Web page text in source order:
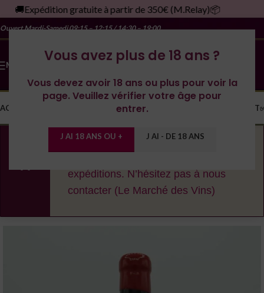
Vous avez plus de 18 ans ?
Vous devez avoir 18 ans ou plus pour voir la
page. Veuillez vérifier votre âge pour
entrer.
J AI 18 ANS OU + J AI - DE 18 ANS
🚚Expédition gratuite à partir de 350€ (M.Relay)📦
Ouvert Mardi-Samedi09:15 – 12:15 / 14:30 – 19:00
MENU
ACCUEIL LES DOMAINESYONNE CONTACT
En cas de fortes chaleurs, nous nous
expéditions. N’hésitez pas à nous
contacter (Le Marché des Vins)